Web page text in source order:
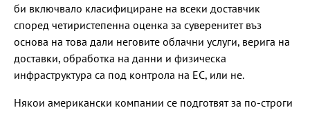
би включвало класифициране на всеки доставчик
според четиристепенна оценка за суверенитет въз
основа на това дали неговите облачни услуги, верига на
доставки, обработка на данни и физическа
инфраструктура са под контрола на ЕС, или не.
Някои американски компании се подготвят за по-строги